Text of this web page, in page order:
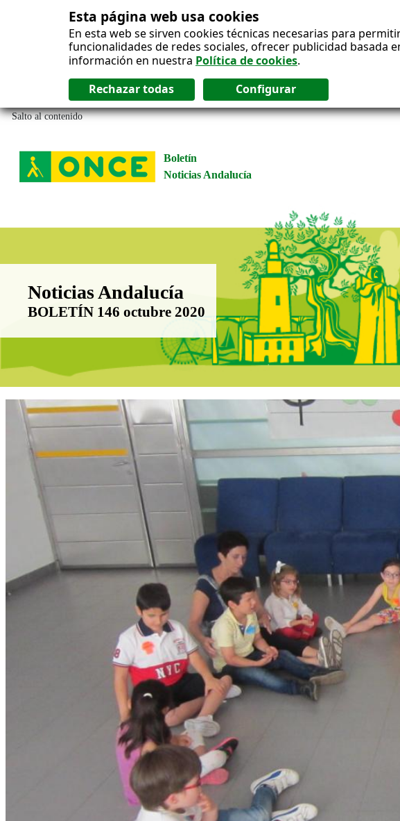
Esta página web usa cookies
En esta web se sirven cookies técnicas necesarias para
funcionalidades de redes sociales, ofrecer publicidad basada
información en nuestra Política de cookies.
Salto al contenido
Boletín
Noticias Andalucía
Boletín Noticias Andalucía
Noticias Andalucía
BOLETÍN 146 octubre 2020
Boletín Noticias